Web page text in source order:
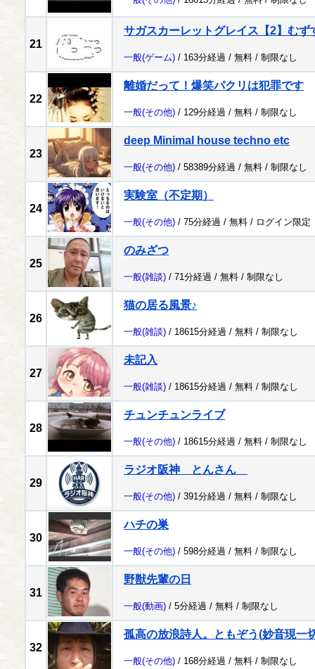
21
サガスカーレットグレイス【2】むず
一般(ゲーム) / 163分経過 / 無料 / 制限なし
22
離婚だって！爆笑パクリは犯罪です
一般(その他) / 129分経過 / 無料 / 制限なし
23
deep Minimal house techno etc
一般(その他) / 58389分経過 / 無料 / 制限なし
24
実験室（不定期）
一般(その他) / 75分経過 / 無料 / ログイン限定
25
のみざつ
一般(雑談) / 71分経過 / 無料 / 制限なし
26
猫の居る風景♪
一般(雑談) / 18615分経過 / 無料 / 制限なし
27
未記入
一般(雑談) / 18615分経過 / 無料 / 制限なし
28
チュンチュンライブ
一般(その他) / 18615分経過 / 無料 / 制限なし
29
ラジオ阪神 とんさん
一般(その他) / 391分経過 / 無料 / 制限なし
30
ハチの巣
一般(その他) / 598分経過 / 無料 / 制限なし
31
野獣先輩の日
一般(動画) / 5分経過 / 無料 / 制限なし
32
孤高の放浪詩人。ともぞう(妙音現一
一般(その他) / 168分経過 / 無料 / 制限なし